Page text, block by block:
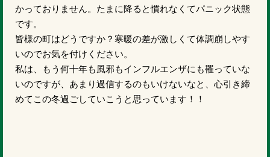
かっておりません。たまに降ると慣れなくてパニック状態
です。
皆様の町はどうですか？寒暖の差が激しくて体調崩しやす
いのでお気を付けください。
私は、もう何十年も風邪もインフルエンザにも罹っていな
いのですが、あまり過信するのもいけないなと、心引き締
めてこの冬過ごしていこうと思っています！！